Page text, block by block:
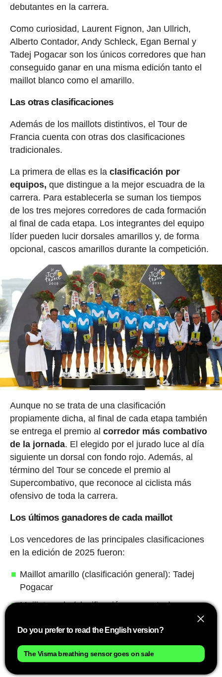
debutantes en la carrera.
Como curiosidad, Laurent Fignon, Jan Ullrich,
Alberto Contador, Andy Schleck, Egan Bernal y
Tadej Pogacar son los únicos corredores que han
conseguido ganar en una misma edición tanto el
maillot blanco como el amarillo.
Las otras clasificaciones
Además de los maillots distintivos, el Tour de
Francia cuenta con otras dos clasificaciones
tradicionales.
La primera de ellas es la clasificación por
equipos, que distingue a la mejor escuadra de la
carrera. Para establecerla se suman los tiempos
de los tres mejores corredores de cada formación
al final de cada etapa. Los integrantes del equipo
líder pueden lucir dorsales amarillos y, de forma
opcional, cascos amarillos durante la competición.
Aunque no se trata de una clasificación
propiamente dicha, al final de cada etapa también
se entrega el premio al corredor más combativo
de la jornada. El elegido por el jurado luce al día
siguiente un dorsal con fondo rojo. Además, al
término del Tour se concede el premio al
Supercombativo, que reconoce al ciclista más
ofensivo de toda la carrera.
Los últimos ganadores de cada maillot
Los vencedores de las principales clasificaciones
en la edición de 2025 fueron:
Maillot amarillo (clasificación general): Tadej
Pogacar
Maillot verde (clasificación por puntos):
Maillot de lunares rojos (clasificación de la
montaña): Richard Carapaz
Do you prefer to read the English version?
The Visma breathing sensor goes on sale